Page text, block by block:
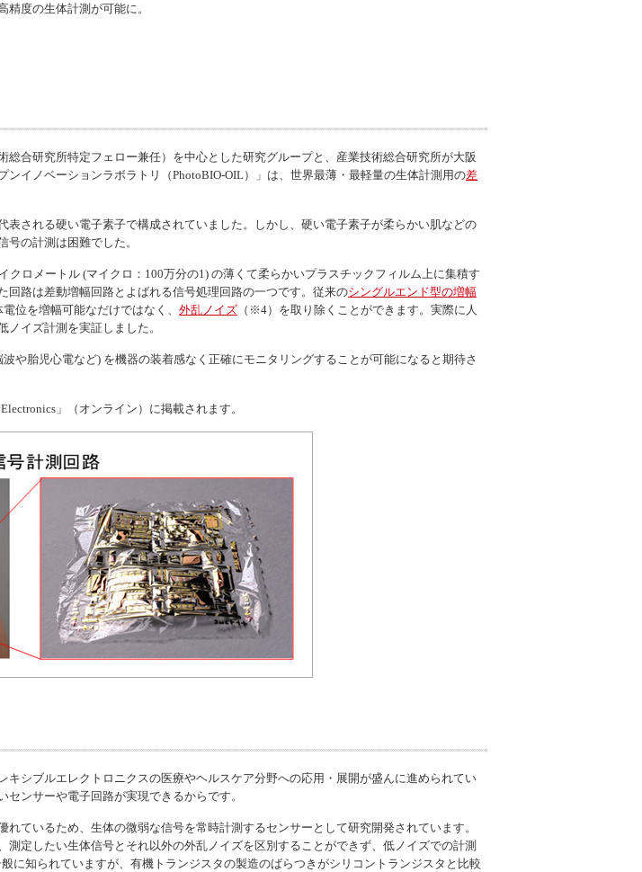
度の生体計測が可能に。
合研究所特定フェロー兼任）を中心とした研究グループと、産業技術総合研究所が大阪
イノベーションラボラトリ（PhotoBIO-OIL）」は、世界最薄・最軽量の生体計測用の差
される硬い電子素子で構成されていました。しかし、硬い電子素子が柔らかい肌などの
の計測は困難でした。
クロメートル (マイクロ：100万分の1) の薄くて柔らかいプラスチックフィルム上に集積す
路は差動増幅回路とよばれる信号処理回路の一つです。従来のシングルエンド型の増幅
位を増幅可能なだけではなく、 外乱ノイズ （※4）を取り除くことができます。実際に人
イズ計測を実証しました。
や胎児心電など) を機器の装着感なく正確にモニタリングすることが可能になると期待さ
」（オンライン）に掲載されます。
シブルエレクトロニクスの医療やヘルスケア分野への応用・展開が盛んに進められてい
ンサーや電子回路が実現できるからです。
ているため、生体の微弱な信号を常時計測するセンサーとして研究開発されています。
定したい生体信号とそれ以外の外乱ノイズを区別することができず、低ノイズでの計測
に知られていますが、有機トランジスタの製造のばらつきがシリコントランジスタと比較